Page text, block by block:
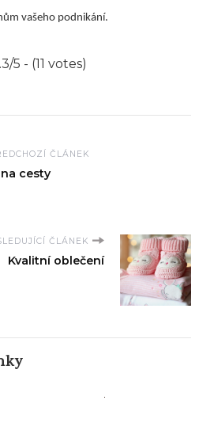
vašeho podnikání.
5 - (11 votes)
ČLÁNEK
cesty
ČLÁNEK
Kvalitní oblečení